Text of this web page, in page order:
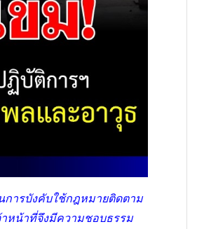
การบังคับใช้กฎหมายติดตาม
หน้าที่จึงมีความชอบธรรม